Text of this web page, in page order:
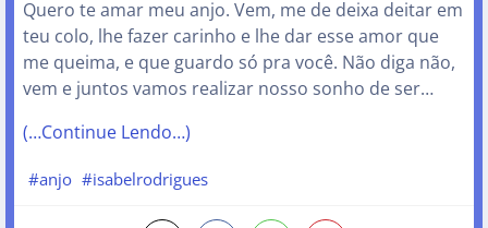
Quero te amar meu anjo. Vem, me de deixa deitar em
teu colo, lhe fazer carinho e lhe dar esse amor que
me queima, e que guardo só pra você. Não diga não,
vem e juntos vamos realizar nosso sonho de ser…
(…Continue Lendo…)
#anjo #isabelrodrigues